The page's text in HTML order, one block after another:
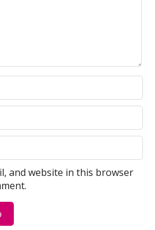
and website in this browser